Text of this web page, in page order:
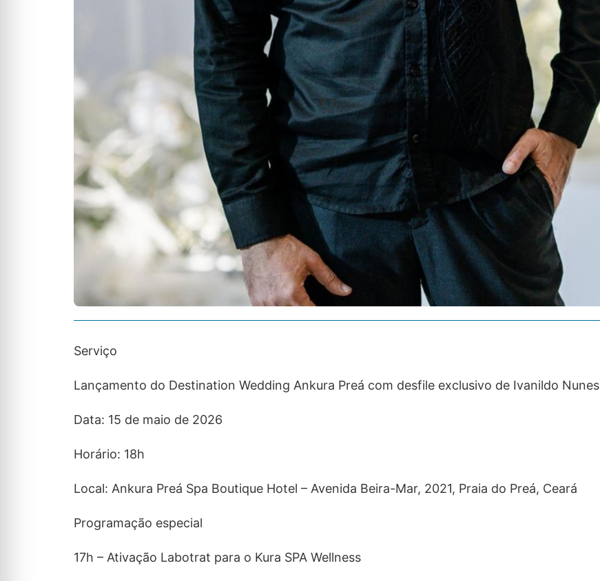
Serviço
Lançamento do Destination Wedding Ankura Preá com desfile exclusivo de Ivanildo Nunes
Data: 15 de maio de 2026
Horário: 18h
Local: Ankura Preá Spa Boutique Hotel – Avenida Beira-Mar, 2021, Praia do Preá, Ceará
Programação especial
17h – Ativação Labotrat para o Kura SPA Wellness